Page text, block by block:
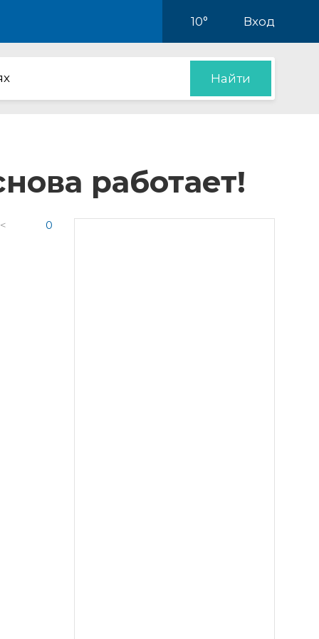
10° Вход
Найти
работает!
0